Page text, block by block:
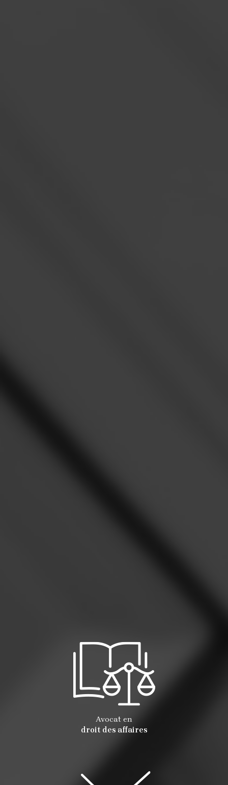
Avocat en
droit des affaires